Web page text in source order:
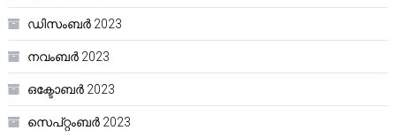
ഡിസംബർ 2023
നവംബർ 2023
ഒക്ടോബർ 2023
സെപ്റ്റംബർ 2023